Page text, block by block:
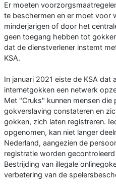
Er moeten
te beschermen en er moet voor
minderjarigen of door het
geen toegang hebben tot
dat de dienstverlener instemt
KSA.
In januari 2021 eiste de KSA dat
internetgokken een netwerk
Met "Cruks" kunnen mensen
gokverslaving constateren en
gokken, zich laten registreren.
opgenomen, kan niet langer
Nederland, aangezien de
registratie worden
Bestrijding van illegale
verbetering van de